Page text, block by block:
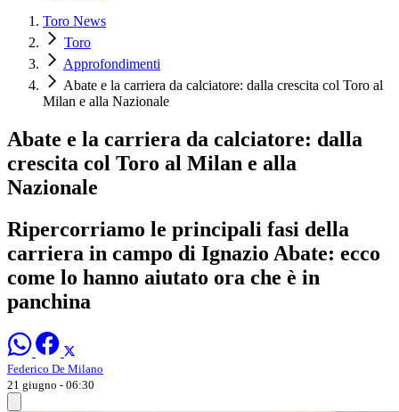
Toro News
Toro
Approfondimenti
Abate e la carriera da calciatore: dalla crescita col Toro al
Milan e alla Nazionale
Abate e la carriera da calciatore: dalla
crescita col Toro al Milan e alla
Nazionale
Ripercorriamo le principali fasi della
carriera in campo di Ignazio Abate: ecco
come lo hanno aiutato ora che è in
panchina
Federico De Milano
21 giugno - 06:30